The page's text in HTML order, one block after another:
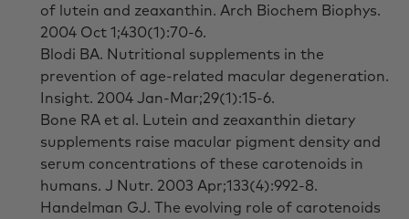
of lutein and zeaxanthin. Arch Biochem Biophys.
2004 Oct 1;430(1):70-6.
Blodi BA. Nutritional supplements in the
prevention of age-related macular degeneration.
Insight. 2004 Jan-Mar;29(1):15-6.
Bone RA et al. Lutein and zeaxanthin dietary
supplements raise macular pigment density and
serum concentrations of these carotenoids in
humans. J Nutr. 2003 Apr;133(4):992-8.
Handelman GJ. The evolving role of carotenoids